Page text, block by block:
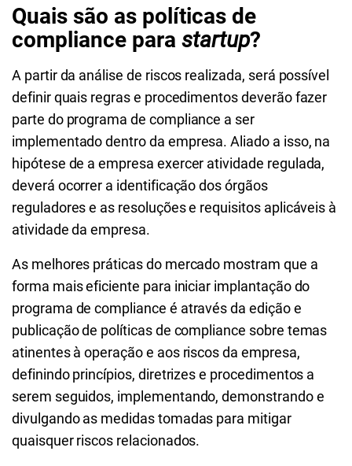
Quais são as políticas de
compliance para startup?
A partir da análise de riscos realizada, será possível
definir quais regras e procedimentos deverão fazer
parte do programa de compliance a ser
implementado dentro da empresa. Aliado a isso, na
hipótese de a empresa exercer atividade regulada,
deverá ocorrer a identificação dos órgãos
reguladores e as resoluções e requisitos aplicáveis à
atividade da empresa.
As melhores práticas do mercado mostram que a
forma mais eficiente para iniciar implantação do
programa de compliance é através da edição e
publicação de políticas de compliance sobre temas
atinentes à operação e aos riscos da empresa,
definindo princípios, diretrizes e procedimentos a
serem seguidos, implementando, demonstrando e
divulgando as medidas tomadas para mitigar
quaisquer riscos relacionados.